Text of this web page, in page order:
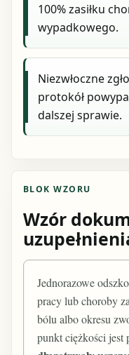
100% zasiłku
wypadkowego.
Niezwłoczne
protokół
dalszej sprawie.
BLOK WZORU
Wzór
Jednorazowe
pracy lub choroby
bólu albo okresu
punkt ciężkości jest